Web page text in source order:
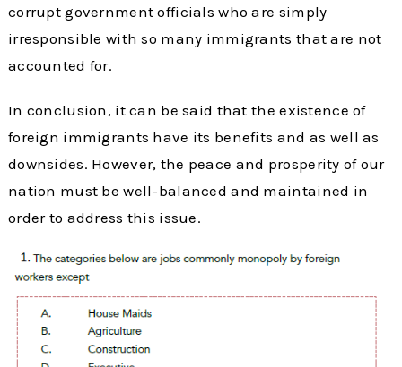
corrupt government officials who are simply
irresponsible with so many immigrants that are not
accounted for.
In conclusion, it can be said that the existence of
foreign immigrants have its benefits and as well as
downsides. However, the peace and prosperity of our
nation must be well-balanced and maintained in
order to address this issue.